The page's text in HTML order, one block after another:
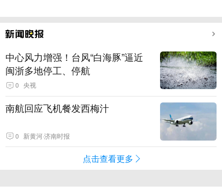
中心风力增强！台风“白海豚”逼近
闽浙多地停工、停航
0 央视
南航回应飞机餐发西梅汁
0 新黄河·济南时报
点击查看更多